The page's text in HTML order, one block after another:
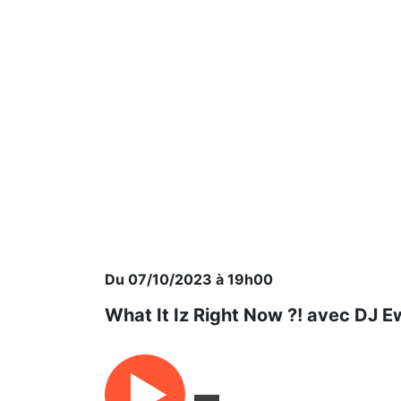
Du 07/10/2023 à 19h00
What It Iz Right Now ?! avec DJ